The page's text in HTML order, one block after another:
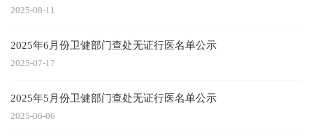
2025-08-11
2025年6月份卫健部门查处无证行医名单公示
2025-07-17
2025年5月份卫健部门查处无证行医名单公示
2025-06-06